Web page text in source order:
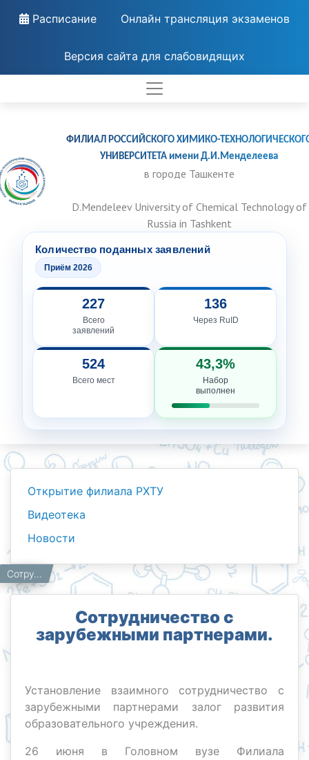
Расписание Онлайн трансляция экзаменов
Версия сайта для слабовидящих
ФИЛИАЛ РОССИЙСКОГО ХИМИКО-
УНИВЕРСИТЕТА имени Д.И.Менделеева
в городе Ташкенте
D.Mendeleev University of Chemical Technology of
Russia in Tashkent
Количество поданных заявлений
Приём 2026
227
Всего
заявлений
136
Через RuID
524
Всего мест
43,3%
Набор
выполнен
Открытие филиала РХТУ
Видеотека
Новости
Главная
Работникам
Новости Сотрудничество с зарубежными партнерами.
Сотрудничество с
зарубежными партнерами.
Установление взаимного сотрудничество с
зарубежными партнерами залог развития
образовательного учреждения.
26 июня в Головном вузе Филиала